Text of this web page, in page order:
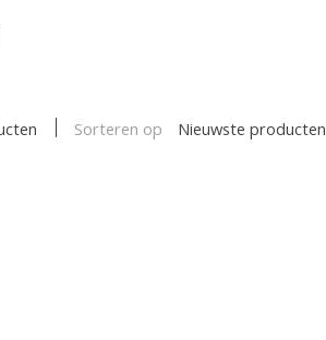
Sorteren op Nieuwste producten